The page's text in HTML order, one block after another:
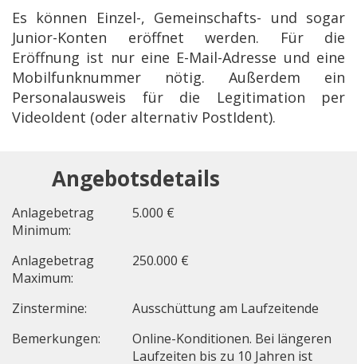
Es können Einzel-, Gemeinschafts- und sogar
Junior-Konten eröffnet werden. Für die
Eröffnung ist nur eine E-Mail-Adresse und eine
Mobilfunknummer nötig. Außerdem ein
Personalausweis für die Legitimation per
VideoIdent (oder alternativ PostIdent).
Angebotsdetails
Anlagebetrag
Minimum:
5.000 €
Anlagebetrag
Maximum:
250.000 €
Zinstermine:
Ausschüttung am Laufzeitende
Bemerkungen:
Online-Konditionen. Bei längeren
Laufzeiten bis zu 10 Jahren ist